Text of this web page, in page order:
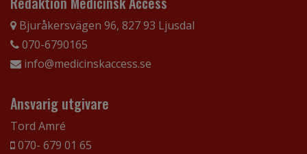
Bjuråkersvägen 96, 827 93 Ljusdal
070-6790165
info@medicinskaccess.se
Ansvarig utgivare
Tord Amré
070- 679 01 65